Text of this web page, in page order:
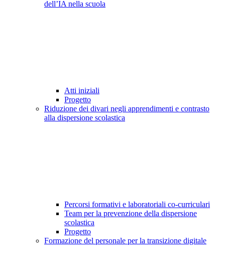
dell’IA nella scuola
Atti iniziali
Progetto
Riduzione dei divari negli apprendimenti e contrasto
alla dispersione scolastica
Percorsi formativi e laboratoriali co-curriculari
Team per la prevenzione della dispersione
scolastica
Progetto
Formazione del personale per la transizione digitale